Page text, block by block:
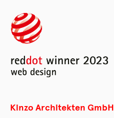
Kinzo Architekten GmbH